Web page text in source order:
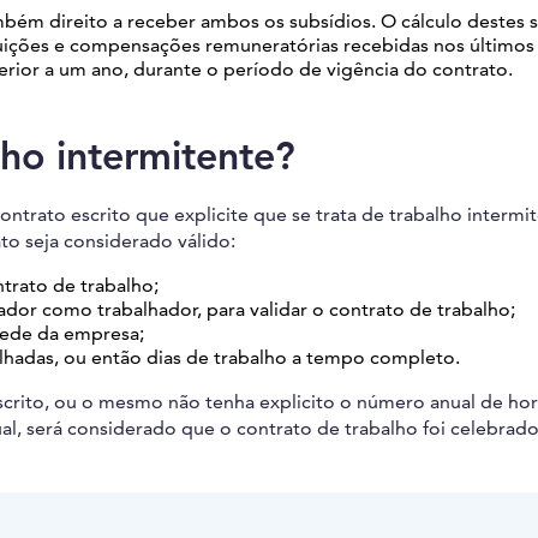
direito a receber ambos os subsídios. O cálculo destes
e compensações remuneratórias recebidas nos últimos
a um ano, durante o período de vigência do contrato.
intermitente?
escrito que explicite que se trata de trabalho
seja considerado válido:
de trabalho;
como trabalhador, para validar o contrato de trabalho;
da empresa;
ou então dias de trabalho a tempo completo.
ou o mesmo não tenha explicito o número anual de
será considerado que o contrato de trabalho foi